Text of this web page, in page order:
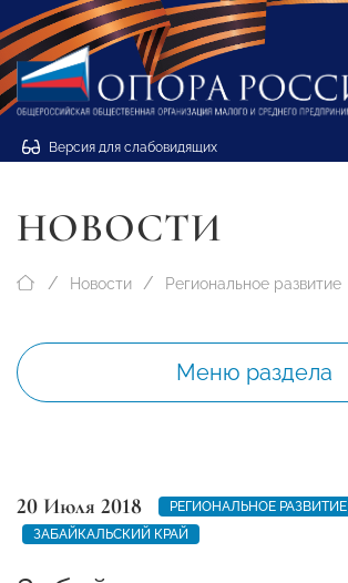
Версия для слабовидящих
НОВОСТИ
Новости Региональное развитие
Меню раздела
20 Июля 2018
РЕГИОНАЛЬНОЕ РАЗВИТИЕ
ЗАБАЙКАЛЬСКИЙ КРАЙ